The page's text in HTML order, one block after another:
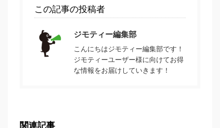
この記事の投稿者
ジモティー編集部
こんにちはジモティー編集部です！
ジモティーユーザー様に向けてお得
な情報をお届けしていきます！
関連記事